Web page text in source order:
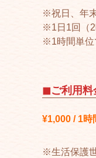
※祝日、年
※1日1回（2
※1時間単位
◼︎ご利用料
¥1,000 / 1時
※生活保護